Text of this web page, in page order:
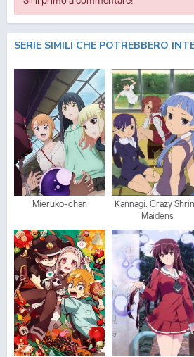
SERIE SIMILI CHE POTREBBERO
Mieruko-chan
Kannagi: Crazy
Maidens